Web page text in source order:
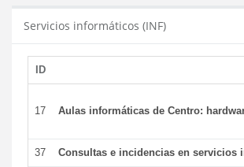
Servicios informáticos (INF)
ID
17 Aulas informáticas de Centro:
37 Consultas e incidencias en servicios